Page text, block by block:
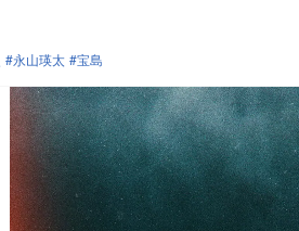
永山瑛太 宝島